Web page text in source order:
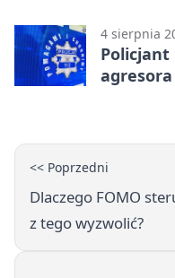
4 sierpnia
Policjant
<< Poprzedni
Dlaczego FOMO
z tego wyzwolić?